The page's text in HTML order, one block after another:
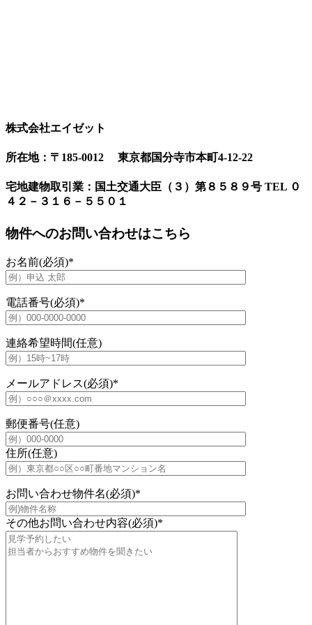
株式会社エイゼット
所在地：〒185-0012 東京都国分寺市本町4-12-22
宅地建物取引業：国土交通大臣（３）第８５８９号 TEL ０
４２－３１６－５５０１
物件へのお問い合わせはこちら
お名前(必須)*
電話番号(必須)*
連絡希望時間(任意)
メールアドレス(必須)*
郵便番号(任意)
住所(任意)
お問い合わせ物件名(必須)*
その他お問い合わせ内容(必須)*